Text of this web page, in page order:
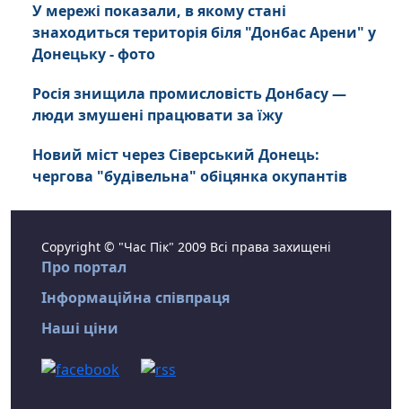
У мережі показали, в якому стані
знаходиться територія біля "Донбас Арени" у
Донецьку - фото
Росія знищила промисловість Донбасу —
люди змушені працювати за їжу
Новий міст через Сіверський Донець:
чергова "будівельна" обіцянка окупантів
Copyright © "Час Пік" 2009 Всі права захищені
Про портал
Інформаційна співпраця
Наші ціни